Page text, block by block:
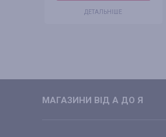
ДЕТАЛЬНІШЕ
МАГАЗИНИ ВIД А ДО Я